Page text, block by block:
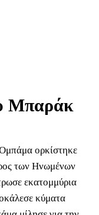
Μπαράκ
ορκίστηκε
των Ηνωμένων
εκατομμύρια
κύματα